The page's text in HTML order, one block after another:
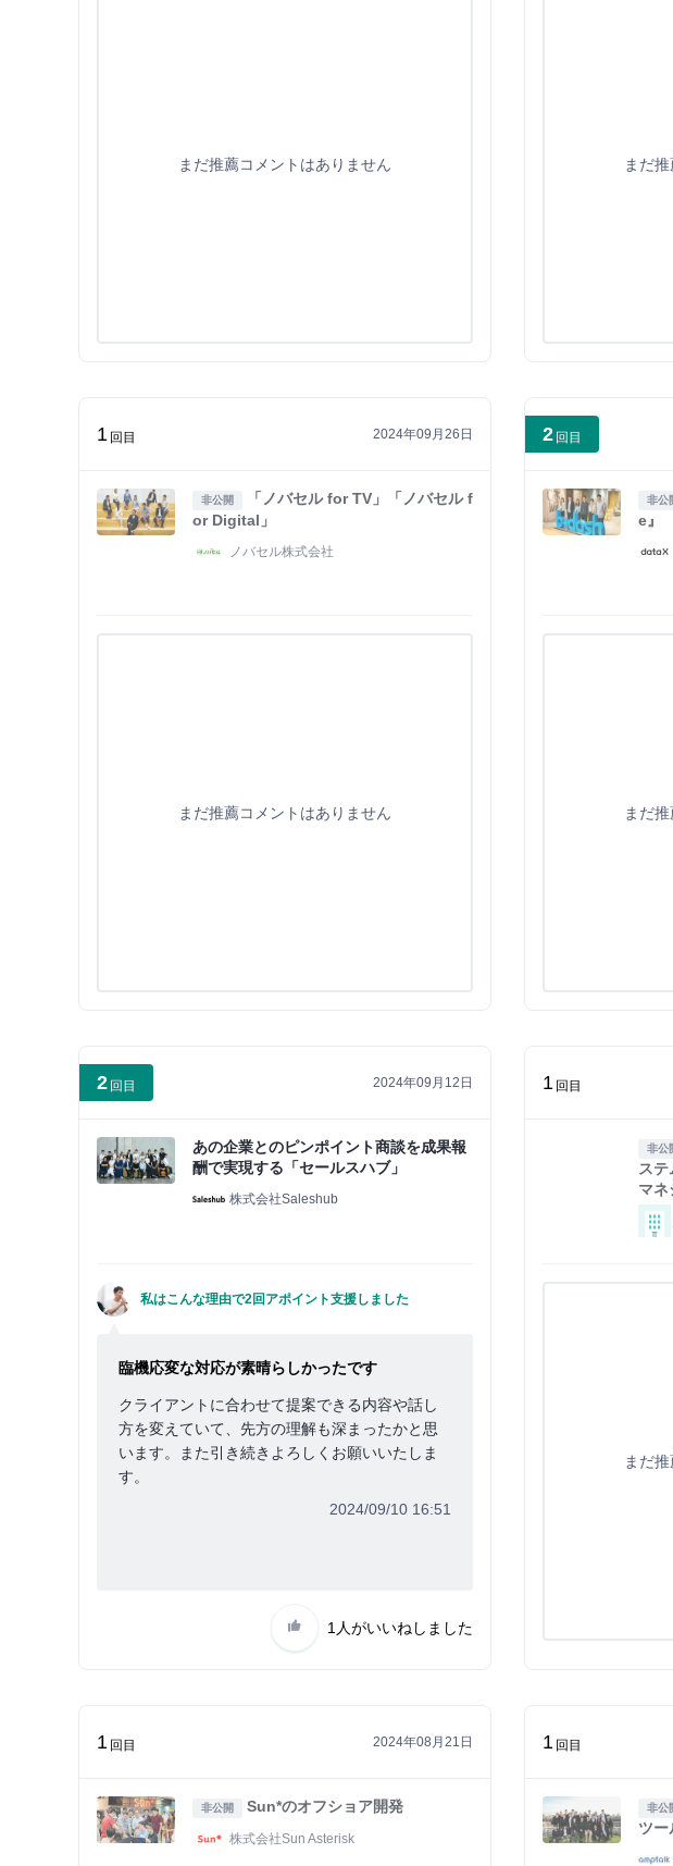
まだ推薦コメントはありません まだ
1 回目 2024年09月26日
非公開
「ノバセル for TV」「ノバセル f
or Digital」
ノバセル株式会社
まだ推薦コメントはありません
2 回目
非公
e』
まだ
2 回目 2024年09月12日
あの企業とのピンポイント商談を成果報
酬で実現する「セールスハブ」
株式会社Saleshub
私はこんな理由で2回アポイント支援しました
臨機応変な対応が素晴らしかったです
クライアントに合わせて提案できる内容や話し
方を変えていて、先方の理解も深まったかと思
います。また引き続きよろしくお願いいたしま
す。
2024/09/10 16:51
1人がいいねしました
1 回目
非公
ス
マネ
まだ
1 回目 2024年08月21日
非公開 Sun*のオフショア開発
株式会社Sun Asterisk
1 回目
非公
ツ